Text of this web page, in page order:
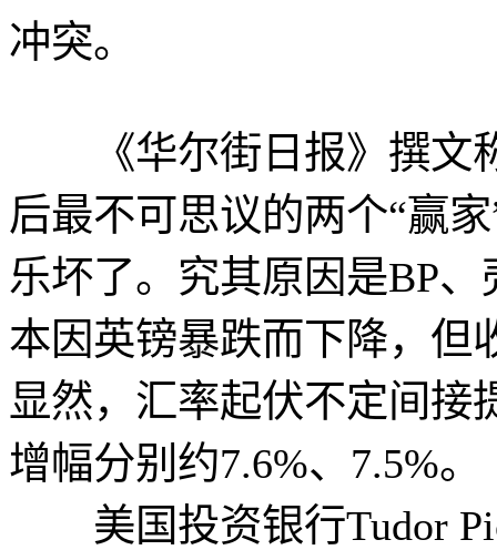
冲突。
《华尔街日报》撰文称
后最不可思议的两个“赢
乐坏了。究其原因是BP
本因英镑暴跌而下降，但
显然，汇率起伏不定间接
增幅分别约7.6%、7.5%。
美国投资银行Tudor